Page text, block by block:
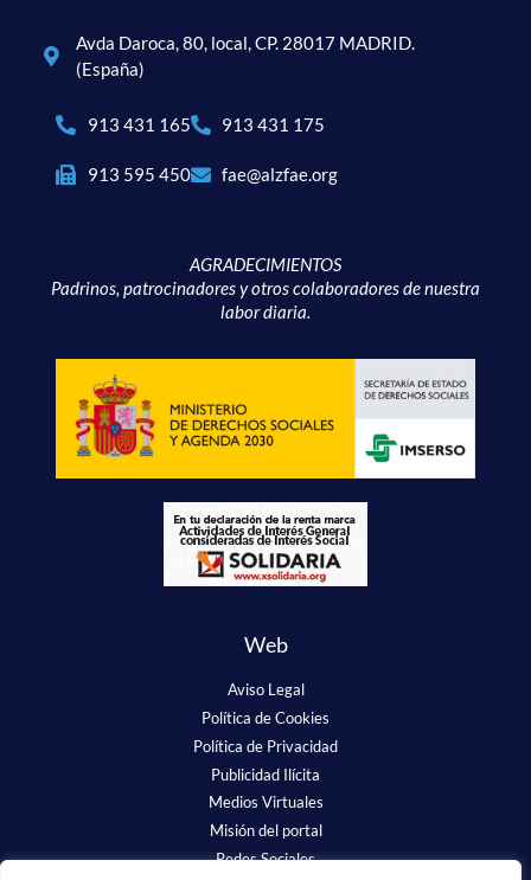
Avda Daroca, 80, local, CP. 28017 MADRID.
(España)
913 431 165 913 431 175
913 595 450 fae@alzfae.org
AGRADECIMIENTOS
Padrinos, patrocinadores y otros colaboradores de nuestra
labor diaria.
Web
Aviso Legal
Política de Cookies
Política de Privacidad
Publicidad Ilícita
Medios Virtuales
Misión del portal
Redes Sociales